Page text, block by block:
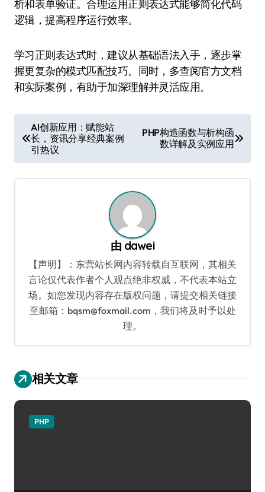
析和表单验证。合理运用正则表达式能够简化代码
逻辑，提高程序运行效率。
学习正则表达式时，建议从基础语法入手，逐步掌
握更复杂的模式匹配技巧。同时，多查阅官方文档
和实际案例，有助于加深理解并灵活应用。
章
导
航
AI创新应用：赋能站
长，资讯分享经典案例
引热议
PHP构造函数与析构函
数详解及实例应用
由 dawei
【声明】：东营站长网内容转载自互联网，其相关
言论仅代表作者个人观点绝非权威，不代表本站立
场。如您发现内容存在版权问题，请提交相关链接
至邮箱：bqsm@foxmail.com，我们将及时予以处
理。
相关文章
PHP